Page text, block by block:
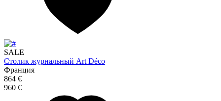
SALE
Столик журнальный Art Déco
Франция
864 €
960 €